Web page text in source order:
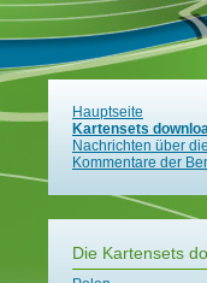
Hauptseite
Kartensets
Nachrichten über
Kommentare der
Die Kartensets